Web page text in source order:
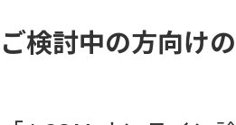
ご検討中の方向け